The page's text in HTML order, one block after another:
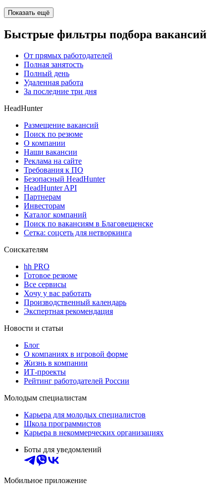
Показать ещё
Быстрые фильтры подбора вакансий
От прямых работодателей
Полная занятость
Полный день
Удаленная работа
За последние три дня
HeadHunter
Размещение вакансий
Поиск по резюме
О компании
Наши вакансии
Реклама на сайте
Требования к ПО
Безопасный HeadHunter
HeadHunter API
Партнерам
Инвесторам
Каталог компаний
Поиск по вакансиям в Благовещенске
Сетка: соцсеть для нетворкинга
Соискателям
hh PRO
Готовое резюме
Все сервисы
Хочу у вас работать
Производственный календарь
Экспертная рекомендация
Новости и статьи
Блог
О компаниях в игровой форме
Жизнь в компании
ИТ-проекты
Рейтинг работодателей России
Молодым специалистам
Карьера для молодых специалистов
Школа программистов
Карьера в некоммерческих организациях
Боты для уведомлений
Мобильное приложение